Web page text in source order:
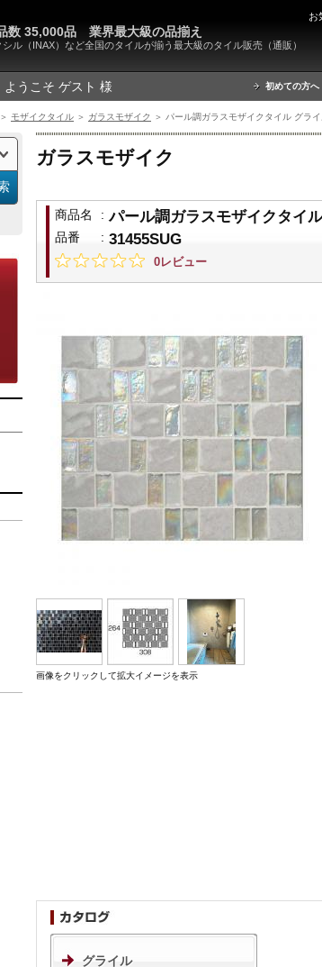
シル（INAX）など全国のタイルが揃う最大級のタイル販売（通販）
数 35,000品 業界最大級の品揃え
ようこそ ゲスト 様 初めての方へ
お
＞ モザイクタイル ＞ ガラスモザイク ＞ パール調ガラスモザイクタイル グラ
ガラスモザイク
商品名 : パール調ガラスモザイクタイ
品番 : 31455SUG
0レビュー
画像をクリックして拡大イメージを表示
グライル